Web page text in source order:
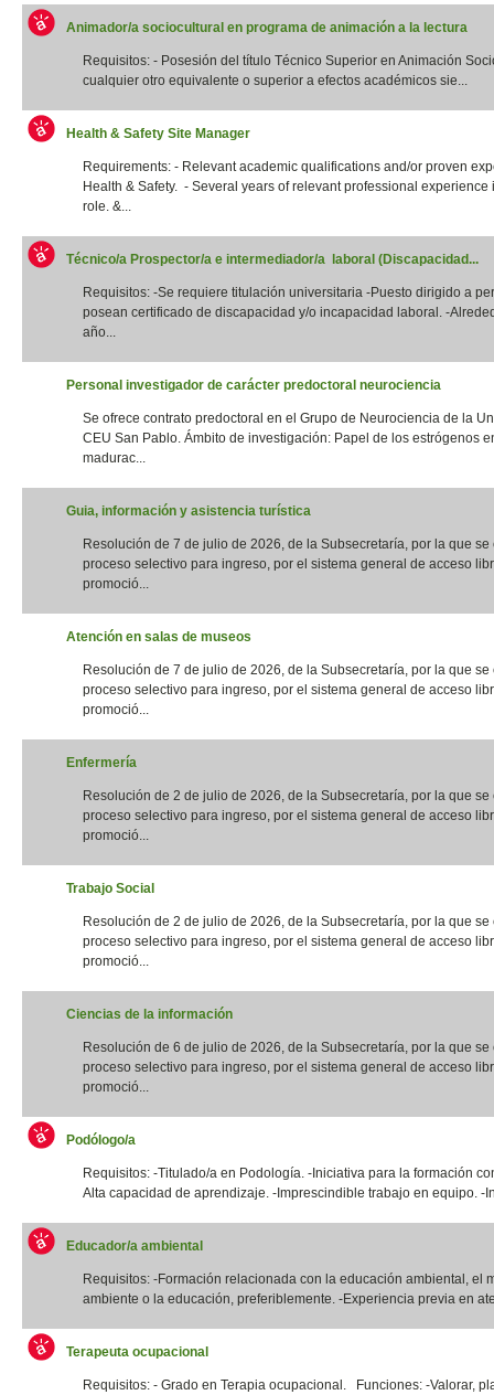
Animador/a sociocultural en programa de animación a la lectura
Requisitos: - Posesión del título Técnico Superior en Animación
cualquier otro equivalente o superior a efectos académicos sie...
Health & Safety Site Manager
Requirements: - Relevant academic qualifications and/or proven
Health & Safety. - Several years of relevant professional experience
role. &...
Técnico/a Prospector/a e intermediador/a laboral (Discapacidad...
Requisitos: -Se requiere titulación universitaria -Puesto dirigido a
posean certificado de discapacidad y/o incapacidad laboral. -
año...
Personal investigador de carácter predoctoral neurociencia
Se ofrece contrato predoctoral en el Grupo de Neurociencia de la
CEU San Pablo. Ámbito de investigación: Papel de los estrógenos
madurac...
Guia, información y asistencia turística
Resolución de 7 de julio de 2026, de la Subsecretaría, por la que se
proceso selectivo para ingreso, por el sistema general de acceso
promoció...
Atención en salas de museos
Resolución de 7 de julio de 2026, de la Subsecretaría, por la que se
proceso selectivo para ingreso, por el sistema general de acceso
promoció...
Enfermería
Resolución de 2 de julio de 2026, de la Subsecretaría, por la que se
proceso selectivo para ingreso, por el sistema general de acceso
promoció...
Trabajo Social
Resolución de 2 de julio de 2026, de la Subsecretaría, por la que se
proceso selectivo para ingreso, por el sistema general de acceso
promoció...
Ciencias de la información
Resolución de 6 de julio de 2026, de la Subsecretaría, por la que se
proceso selectivo para ingreso, por el sistema general de acceso
promoció...
Podólogo/a
Requisitos: -Titulado/a en Podología. -Iniciativa para la formación
Alta capacidad de aprendizaje. -Imprescindible trabajo en equipo. -
Educador/a ambiental
Requisitos: -Formación relacionada con la educación ambiental, el
ambiente o la educación, preferiblemente. -Experiencia previa en
Terapeuta ocupacional
Requisitos: - Grado en Terapia ocupacional. Funciones: -Valorar,